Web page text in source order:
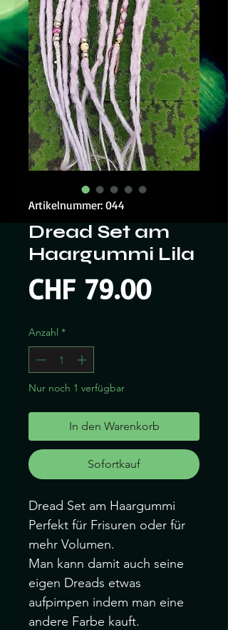
Artikelnummer: 044
Dread Set am
Haargummi Lila
CHF 79.00Preis
Anzahl *
Nur noch 1 verfügbar
In den Warenkorb
Sofortkauf
Dread Set am Haargummi
Perfekt für Frisuren oder für
mehr Volumen.
Man kann damit auch seine
eigen Dreads etwas
aufpimpen indem man eine
andere Farbe kauft.